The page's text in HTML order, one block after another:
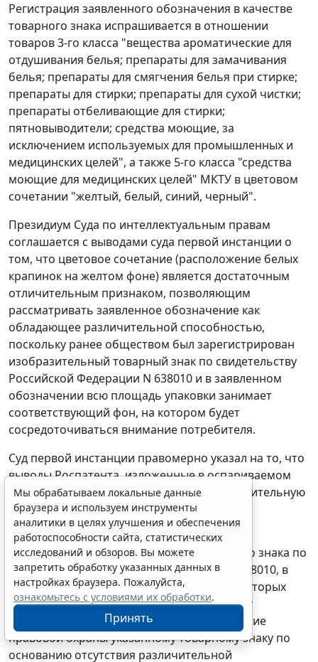
Регистрация заявленного обозначения в качестве
товарного знака испрашивается в отношении
товаров 3-го класса "вещества ароматические для
отдушивания белья; препараты для замачивания
белья; препараты для смягчения белья при стирке;
препараты для стирки; препараты для сухой чистки;
препараты отбеливающие для стирки;
пятновыводители; средства моющие, за
исключением используемых для промышленных и
медицинских целей", а также 5-го класса "средства
моющие для медицинских целей" МКТУ в цветовом
сочетании "желтый, белый, синий, черный".
Президиум Суда по интеллектуальным правам
соглашается с выводами суда первой инстанции о
том, что цветовое сочетание (расположение белых
крапинок на желтом фоне) является достаточным
отличительным признаком, позволяющим
рассматривать заявленное обозначение как
обладающее различительной способностью,
поскольку ранее обществом был зарегистрирован
изобразительный товарный знак по свидетельству
Российской Федерации N 638010 и в заявленном
обозначении всю площадь упаковки занимает
соответствующий фон, на котором будет
сосредоточиваться внимание потребителя.
Суд первой инстанции правомерно указал на то, что
выводы Роспатента, изложенные в оспариваемом
решении, фактически опровергают различительную
способность обозначения "
",
зарегистрированного в качестве товарного знака по
свидетельству Российской Федерации N 638010, в
том числе в отношении тех товаров, для которых
испрашивается правовая охрана спорному
обозначению, в то время как предоставление
правовой охраны указанному товарному знаку по
основанию отсутствия различительной
Мы обрабатываем локальные данные
браузера и используем инструменты
аналитики в целях улучшения и обеспечения
работоспособности сайта, статистических
исследований и обзоров. Вы можете
запретить обработку указанных данных в
настройках браузера. Пожалуйста,
ознакомьтесь с условиями их обработки.
Принять